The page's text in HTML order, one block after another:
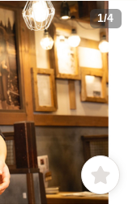
。
メージした鉄骨や
まるで本当のお祭
い空気が流れてい
少人数グループの
と元気になれる」
な声もよくいただ
1/4